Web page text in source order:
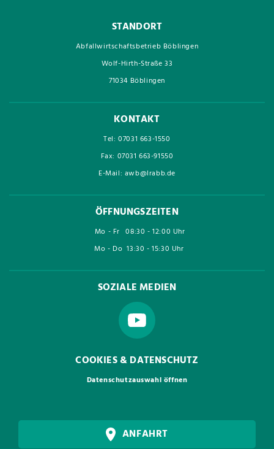
STANDORT
Abfallwirtschaftsbetrieb Böblingen
Wolf-Hirth-Straße 33
71034 Böblingen
KONTAKT
Tel: 07031 663-1550
Fax: 07031 663-91550
E-Mail: awb@lrabb.de
ÖFFNUNGSZEITEN
Mo - Fr 08:30 - 12:00 Uhr
Mo - Do 13:30 - 15:30 Uhr
SOZIALE MEDIEN
COOKIES & DATENSCHUTZ
Datenschutzauswahl öffnen
ANFAHRT